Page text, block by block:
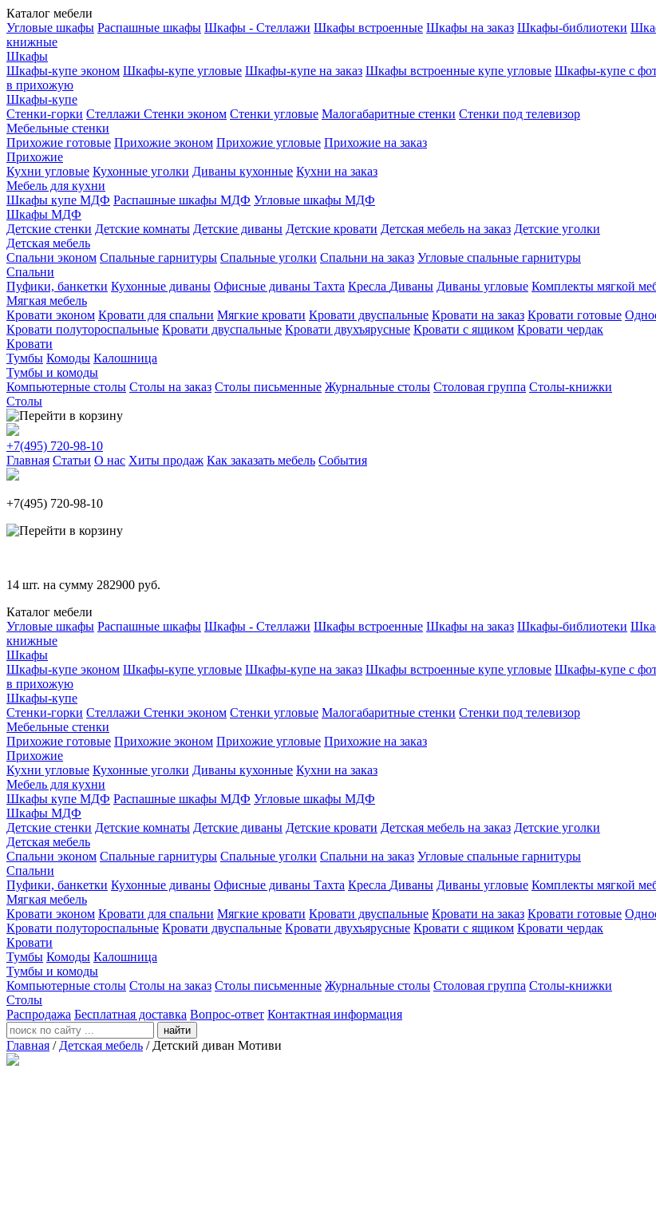
Каталог мебели
Угловые шкафы Распашные шкафы Шкафы - Стеллажи Шкафы встроенные Шкафы на заказ Шкафы-библиотеки
книжные
Шкафы
Шкафы-купе эконом Шкафы-купе угловые Шкафы-купе на заказ Шкафы встроенные купе угловые Шкафы-купе с
в прихожую
Шкафы-купе
Стенки-горки Стеллажи Стенки эконом Стенки угловые Малогабаритные стенки Стенки под телевизор
Мебельные стенки
Прихожие готовые Прихожие эконом Прихожие угловые Прихожие на заказ
Прихожие
Кухни угловые Кухонные уголки Диваны кухонные Кухни на заказ
Мебель для кухни
Шкафы купе МДФ Распашные шкафы МДФ Угловые шкафы МДФ
Шкафы МДФ
Детские стенки Детские комнаты Детские диваны Детские кровати Детская мебель на заказ Детские уголки
Детская мебель
Спальни эконом Спальные гарнитуры Спальные уголки Спальни на заказ Угловые спальные гарнитуры
Спальни
Пуфики, банкетки Кухонные диваны Офисные диваны Тахта Кресла Диваны Диваны угловые Комплекты мягкой
Мягкая мебель
Кровати эконом Кровати для спальни Мягкие кровати Кровати двуспальные Кровати на заказ Кровати готовые
Кровати полутороспальные Кровати двуспальные Кровати двухъярусные Кровати с ящиком Кровати чердак
Кровати
Тумбы Комоды Калошница
Тумбы и комоды
Компьютерные столы Столы на заказ Столы письменные Журнальные столы Столовая группа Столы-книжки
Столы
+7(495) 720-98-10
Главная Статьи О нас Хиты продаж Как заказать мебель События
+7(495) 720-98-10
14 шт. на сумму 282900 руб.
Каталог мебели
Угловые шкафы Распашные шкафы Шкафы - Стеллажи Шкафы встроенные Шкафы на заказ Шкафы-библиотеки
книжные
Шкафы
Шкафы-купе эконом Шкафы-купе угловые Шкафы-купе на заказ Шкафы встроенные купе угловые Шкафы-купе с
в прихожую
Шкафы-купе
Стенки-горки Стеллажи Стенки эконом Стенки угловые Малогабаритные стенки Стенки под телевизор
Мебельные стенки
Прихожие готовые Прихожие эконом Прихожие угловые Прихожие на заказ
Прихожие
Кухни угловые Кухонные уголки Диваны кухонные Кухни на заказ
Мебель для кухни
Шкафы купе МДФ Распашные шкафы МДФ Угловые шкафы МДФ
Шкафы МДФ
Детские стенки Детские комнаты Детские диваны Детские кровати Детская мебель на заказ Детские уголки
Детская мебель
Спальни эконом Спальные гарнитуры Спальные уголки Спальни на заказ Угловые спальные гарнитуры
Спальни
Пуфики, банкетки Кухонные диваны Офисные диваны Тахта Кресла Диваны Диваны угловые Комплекты мягкой
Мягкая мебель
Кровати эконом Кровати для спальни Мягкие кровати Кровати двуспальные Кровати на заказ Кровати готовые
Кровати полутороспальные Кровати двуспальные Кровати двухъярусные Кровати с ящиком Кровати чердак
Кровати
Тумбы Комоды Калошница
Тумбы и комоды
Компьютерные столы Столы на заказ Столы письменные Журнальные столы Столовая группа Столы-книжки
Столы
Распродажа Бесплатная доставка Вопрос-ответ Контактная информация
найти
Главная / Детская мебель / Детский диван Мотиви